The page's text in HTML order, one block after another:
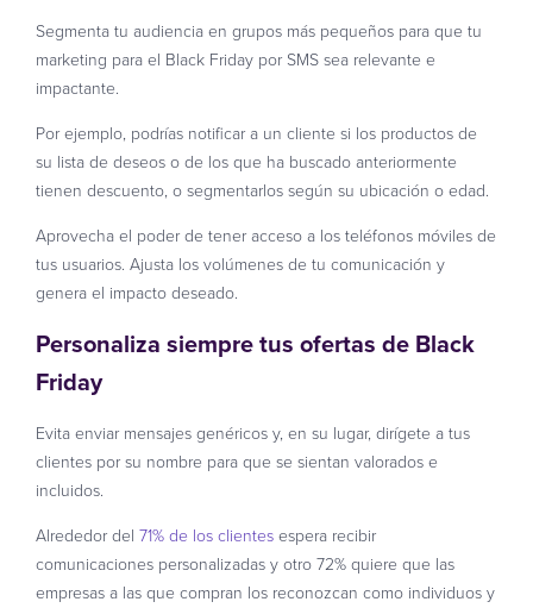
Segmenta tu audiencia en grupos más pequeños para que tu
marketing para el Black Friday por SMS sea relevante e
impactante.
Por ejemplo, podrías notificar a un cliente si los productos de
su lista de deseos o de los que ha buscado anteriormente
tienen descuento, o segmentarlos según su ubicación o edad.
Aprovecha el poder de tener acceso a los teléfonos móviles de
tus usuarios. Ajusta los volúmenes de tu comunicación y
genera el impacto deseado.
Personaliza siempre tus ofertas de Black
Friday
Evita enviar mensajes genéricos y, en su lugar, dirígete a tus
clientes por su nombre para que se sientan valorados e
incluidos.
Alrededor del 71% de los clientesespera recibir
comunicaciones personalizadas y otro 72% quiere que las
empresas a las que compran los reconozcan como individuos y